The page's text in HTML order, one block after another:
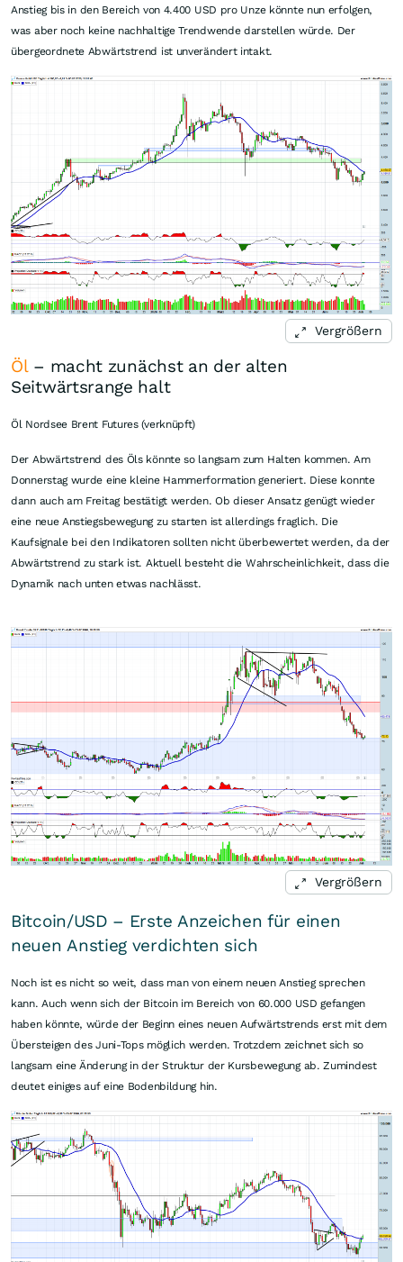
Anstieg bis in den Bereich von 4.400 USD pro Unze könnte nun erfolgen,
was aber noch keine nachhaltige Trendwende darstellen würde. Der
übergeordnete Abwärtstrend ist unverändert intakt.
Vergrößern
Öl– macht zunächst an der alten
Seitwärtsrange halt
Öl Nordsee Brent Futures (verknüpft)
Der Abwärtstrend des Öls könnte so langsam zum Halten kommen. Am
Donnerstag wurde eine kleine Hammerformation generiert. Diese konnte
dann auch am Freitag bestätigt werden. Ob dieser Ansatz genügt wieder
eine neue Anstiegsbewegung zu starten ist allerdings fraglich. Die
Kaufsignale bei den Indikatoren sollten nicht überbewertet werden, da der
Abwärtstrend zu stark ist. Aktuell besteht die Wahrscheinlichkeit, dass die
Dynamik nach unten etwas nachlässt.
Vergrößern
Bitcoin/USD – Erste Anzeichen für einen
neuen Anstieg verdichten sich
Noch ist es nicht so weit, dass man von einem neuen Anstieg sprechen
kann. Auch wenn sich der Bitcoin im Bereich von 60.000 USD gefangen
haben könnte, würde der Beginn eines neuen Aufwärtstrends erst mit dem
Übersteigen des Juni-Tops möglich werden. Trotzdem zeichnet sich so
langsam eine Änderung in der Struktur der Kursbewegung ab. Zumindest
deutet einiges auf eine Bodenbildung hin.